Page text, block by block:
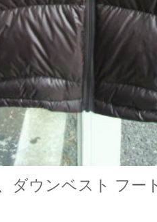
ダウンベスト フー